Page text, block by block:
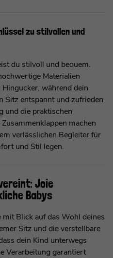
zu stilvollen und
du stilvoll und bequem.
Materialien
während dein
Sitz entspannt und zufrieden
und die praktischen
machen
verlässlichen Begleiter für
und Stil legen.
Joie
Babys
Blick auf das Wohl deines
Sitz und die verstellbare
dein Kind unterwegs
Verarbeitung garantiert